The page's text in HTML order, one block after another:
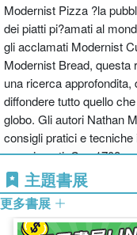
Modernist Pizza ?la
dei piatti pi?amati al
gli acclamati Modernist
Modernist Bread, questa
una ricerca
diffondere tutto quello
globo. Gli autori Nathan
consigli pratici e
esperimenti. Con 1708
manuale di ricette,
?una risorsa
chi ?interessato alla
che questo piatto
主題書展
更多書展